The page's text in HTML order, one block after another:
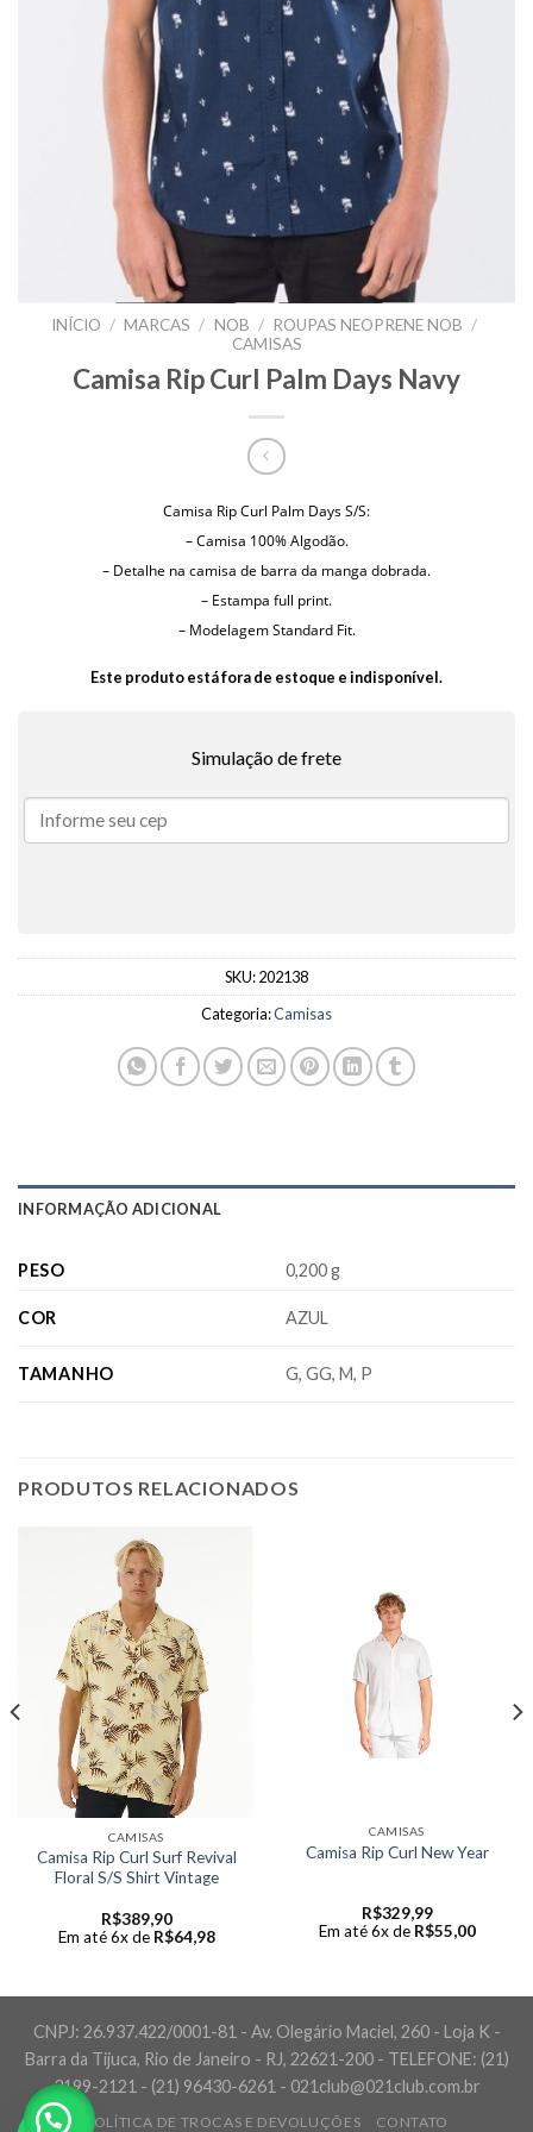
INÍCIO / MARCAS / NOB / ROUPAS NEOPRENE NOB /
CAMISAS
Camisa Rip Curl Palm Days Navy
Camisa Rip Curl Palm Days S/S:
– Camisa 100% Algodão.
– Detalhe na camisa de barra da manga dobrada.
– Estampa full print.
– Modelagem Standard Fit.
Este produto está fora de estoque e indisponível.
Simulação de frete
SKU:202138
Categoria:Camisas
INFORMAÇÃO ADICIONAL
PESO 0,200 g
COR AZUL
TAMANHO G, GG, M, P
PRODUTOS RELACIONADOS
CAMISAS
Camisa Rip Curl Surf Revival
Floral S/S Shirt Vintage
R$389,90
Em até 6x de R$64,98
CAMISAS
Camisa Rip Curl New Year
R$329,99
Em até 6x de R$55,00
CNPJ: 26.937.422/0001-81 - Av. Olegário Maciel, 260 - Loja K -
Barra da Tijuca, Rio de Janeiro - RJ, 22621-200 - TELEFONE: (21)
3199-2121 - (21) 96430-6261 - 021club@021club.com.br
POLÍTICA DE TROCAS E DEVOLUÇÕES CONTATO